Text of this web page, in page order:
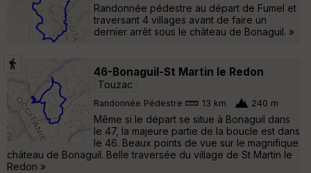
Randonnée pédestre au départ de Fumel et
traversant 4 villages avant de faire un
dernier arrêt sous le château de Bonaguil. »
46-Bonaguil-St Martin le Redon
Touzac
Randonnée Pédestre 13 km 240 m
Même si le départ se situe à Bonaguil dans
le 47, la majeure partie de la boucle est dans
le 46. Beaux points de vue sur le magnifique
château de Bonaguil. Belle traversée du village de St Martin le
Redon »